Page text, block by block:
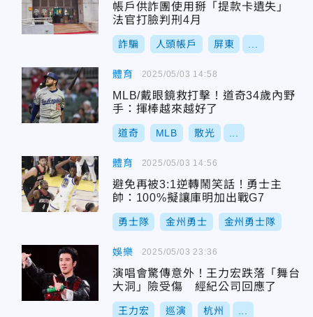
帳戶供詐團使用掰「提款卡遺失」
法官打臉判刑4月
詐騙 人頭帳戶 屏東
體育
MLB/戴眼鏡救打擊！道奇34歲內野
手：揮棒越來越好了
道奇 MLB 散光
2025/05/03 14:58
體育
避免再被3:1逆轉鬧笑話！勇士主
帥：100%擬讓庫明加出戰G7
勇士隊 金州勇士 金州勇士隊
2025/05/03 14:56
娛樂
演唱會驚傳意外！王力宏跌落「舞台
大洞」險受傷 經紀公司回應了
王力宏 巡演 杭州
2025/05/03 23:36